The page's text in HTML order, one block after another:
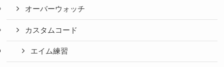
オーバーウォッチ
カスタムコード
エイム練習